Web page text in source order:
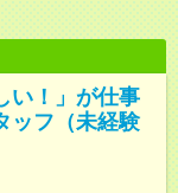
い！」が仕事
ッフ（未経験